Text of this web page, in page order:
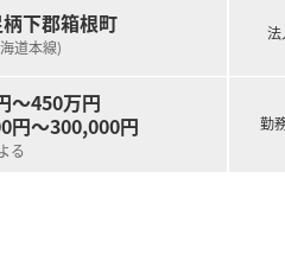
下郡箱根町
道本線)
～450万円
円～300,000円
る
法
勤